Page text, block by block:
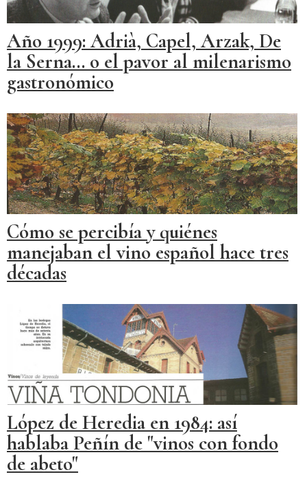
Año 1999: Adrià, Capel, Arzak, De
la Serna... o el pavor al milenarismo
gastronómico
Cómo se percibía y quiénes
manejaban el vino español hace tres
décadas
López de Heredia en 1984: así
hablaba Peñín de "vinos con fondo
de abeto"